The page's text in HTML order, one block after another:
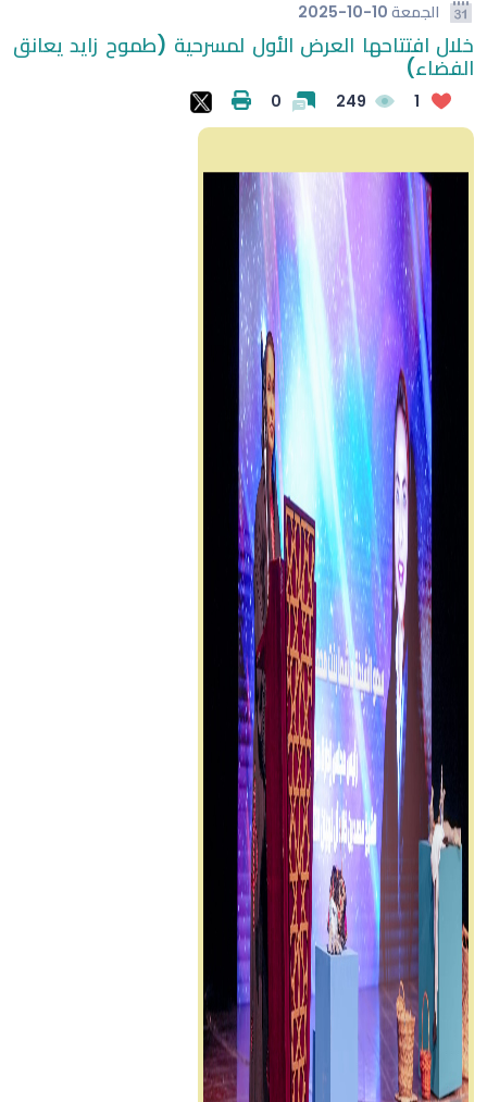
الجمعة 2025-10-10
خلال افتتاحها العرض الأول لمسرحية (طموح زايد يعانق
الفضاء)
1
249
0